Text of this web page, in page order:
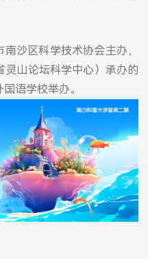
沙区科学技术协会主办，
灵山论坛科学中心）承办的
语学校举办。